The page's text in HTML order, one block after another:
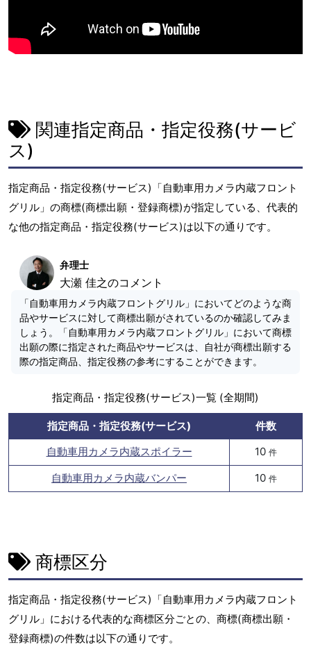
関連指定商品・指定役務(サービ
ス)
指定商品・指定役務(サービス)「自動車用カメラ内蔵フロント
グリル」の商標(商標出願・登録商標)が指定している、代表的
な他の指定商品・指定役務(サービス)は以下の通りです。
弁理士
大瀬 佳之のコメント
「自動車用カメラ内蔵フロントグリル」においてどのような商
品やサービスに対して商標出願がされているのか確認してみま
しょう。「自動車用カメラ内蔵フロントグリル」において商標
出願の際に指定された商品やサービスは、自社が商標出願する
際の指定商品、指定役務の参考にすることができます。
指定商品・指定役務(サービス)一覧 (全期間)
指定商品・指定役務(サービス)
件数
自動車用カメラ内蔵スポイラー
10 件
自動車用カメラ内蔵バンパー 10 件
商標区分
指定商品・指定役務(サービス)「自動車用カメラ内蔵フロント
グリル」における代表的な商標区分ごとの、商標(商標出願・
登録商標)の件数は以下の通りです。